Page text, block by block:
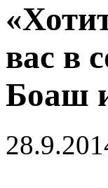
вас в
Боаш